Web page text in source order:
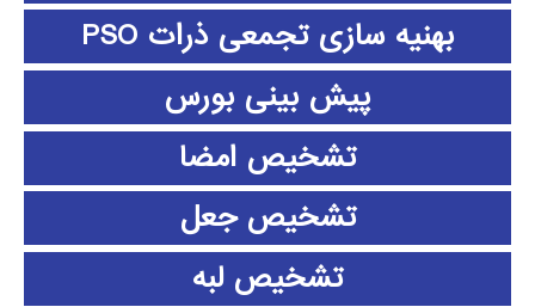
بهنیه سازی تجمعی ذرات PSO
پیش بینی بورس
تشخیص امضا
تشخیص جعل
تشخیص لبه